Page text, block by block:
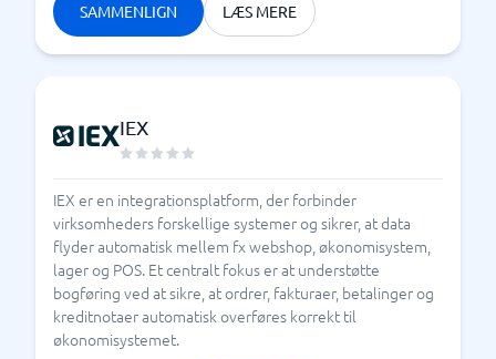
SAMMENLIGN LÆS MERE
IEX
IEX er en integrationsplatform, der forbinder
virksomheders forskellige systemer og sikrer, at data
flyder automatisk mellem fx webshop, økonomisystem,
lager og POS. Et centralt fokus er at understøtte
bogføring ved at sikre, at ordrer, fakturaer, betalinger og
kreditnotaer automatisk overføres korrekt til
økonomisystemet.